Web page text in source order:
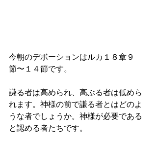
今朝のデボーションはルカ１８章９
節〜１４節です。
謙る者は高められ、高ぶる者は低めら
れます。神様の前で謙る者とはどのよ
うな者でしょうか。神様が必要である
と認める者たちです。